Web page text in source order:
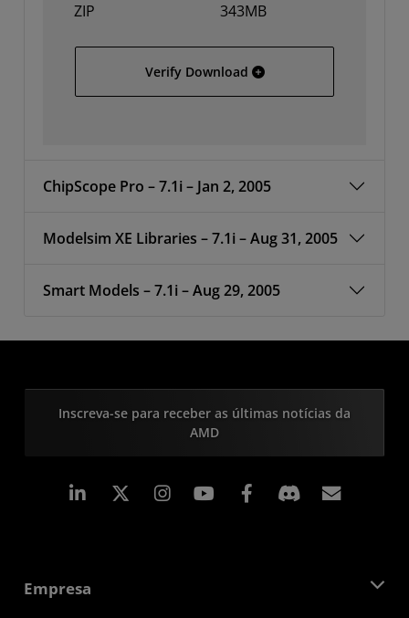
ZIP
343MB
Verify Download Solaris
ChipScope Pro – 7.1i – Jan 2, 2005
Modelsim XE Libraries – 7.1i – Aug 31, 2005
Smart Models – 7.1i – Aug 29, 2005
Inscreva-se para receber as últimas notícias da
AMD
Linkedin Instagram Facebook
Empresa